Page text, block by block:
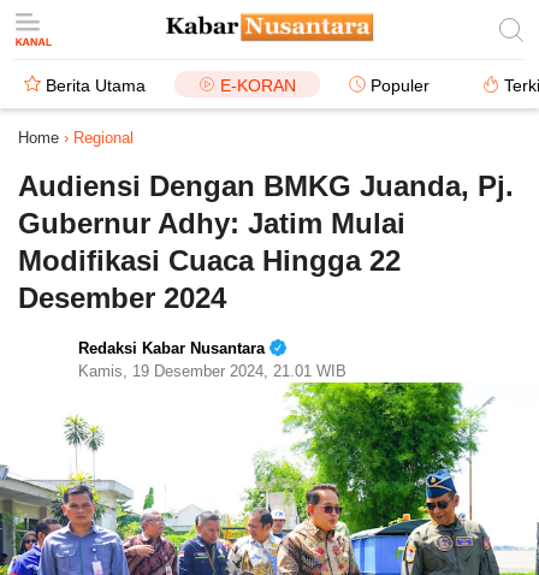
Berita Utama E-KORAN Populer
Home › Regional
Audiensi Dengan BMKG Juanda, Pj.
Gubernur Adhy: Jatim Mulai
Modifikasi Cuaca Hingga 22
Desember 2024
Redaksi Kabar Nusantara
Kamis, 19 Desember 2024, 21.01 WIB